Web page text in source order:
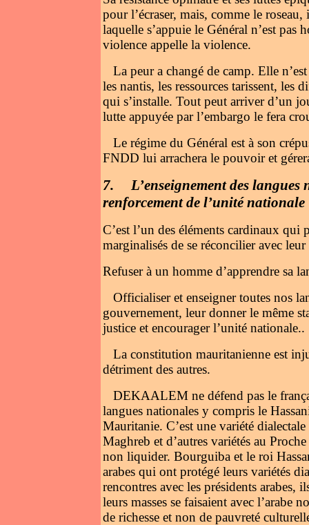
pour l’écraser, mais, comme le
laquelle s’appuie le Général n’est
violence appelle la violence.
La peur a changé de camp. Elle
les nantis, les ressources tarissent, les
qui s’installe. Tout peut arriver d’un
lutte appuyée par l’embargo le fera
Le régime du Général est à son
FNDD lui arrachera le pouvoir et
7.
L’enseignement des
renforcement de l’unité nationale
C’est l’un des éléments cardinaux qui
marginalisés de se réconcilier avec
Refuser à un homme d’apprendre sa
Officialiser et enseigner toutes nos
gouvernement, leur donner le même
justice et encourager l’unité nationale..
La constitution mauritanienne est
détriment des autres.
DEKAALEM ne défend pas le
langues nationales y compris le
Mauritanie. C’est une variété
Maghreb et d’autres variétés au
non liquider. Bourguiba et le roi
arabes qui ont protégé leurs variétés
rencontres avec les présidents arabes,
leurs masses se faisaient avec
de richesse et non de pauvreté